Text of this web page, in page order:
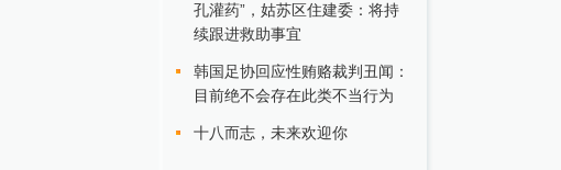
孔灌药”，姑苏区住建委：将持
续跟进救助事宜
韩国足协回应性贿赂裁判丑闻：
目前绝不会存在此类不当行为
十八而志，未来欢迎你